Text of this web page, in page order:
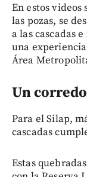
En estos
las pozas, se
a las cascadas
una
Área
Un
Para el Silap,
cascadas
Estas